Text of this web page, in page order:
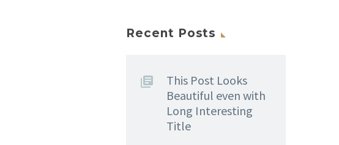
Recent Posts
This Post Looks
Beautiful even with
Long Interesting
Title